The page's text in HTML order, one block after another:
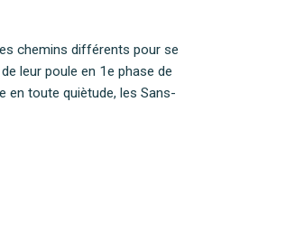
chemins différents pour se
leur poule en 1e phase de
en toute quiètude, les Sans-